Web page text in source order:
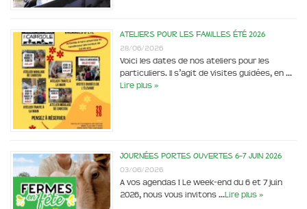
Ateliers pour les familles été 2026
28/06/2026
Voici les dates de nos ateliers pour les
particuliers. Il s’agit de visites guidées, en …
Lire plus »
Journées portes ouvertes 6-7 juin 2026
03/06/2026
A vos agendas ! Le week-end du 6 et 7 juin
2026, nous vous invitons …Lire plus »